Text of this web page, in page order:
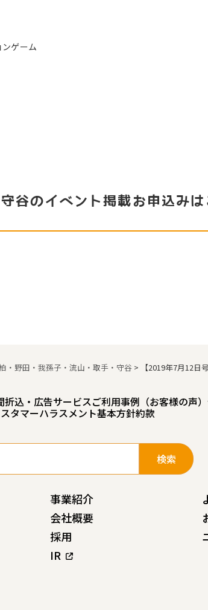
ゲーム
谷のイベント掲載お申込みは
・野田・我孫子・流山・取手・守谷 > 【2019年7月12日
折込・広告サービスご利用事例（お客様の声）
タマーハラスメント基本方針約款
事業紹介
会社概要
採用
IR